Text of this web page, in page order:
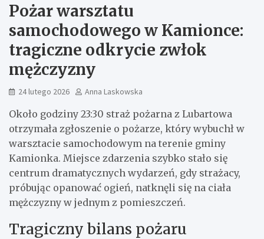
Pożar warsztatu
samochodowego w Kamionce:
tragiczne odkrycie zwłok
mężczyzny
24 lutego 2026 Anna Laskowska
Około godziny 23:30 straż pożarna z Lubartowa
otrzymała zgłoszenie o pożarze, który wybuchł w
warsztacie samochodowym na terenie gminy
Kamionka. Miejsce zdarzenia szybko stało się
centrum dramatycznych wydarzeń, gdy strażacy,
próbując opanować ogień, natknęli się na ciała
mężczyzny w jednym z pomieszczeń.
Tragiczny bilans pożaru